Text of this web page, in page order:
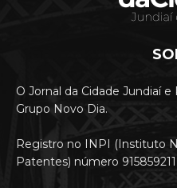
O Jornal da Cidade Jundiaí
Grupo Novo Dia.
Registro no INPI (Instituto
Patentes) número 915859211